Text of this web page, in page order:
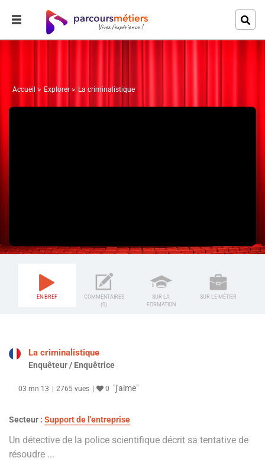
Accueil Explorer La criminalistique
EN BREF
COMMENTAIRES
(0)
SUR LA
FORMATION
SUR LE MÉTIER
La criminalistique
Enquêteur / Enquêtrice
03 mn 13 2765 vues 0 "j'aime"
Secteur : Support de l'entreprise
Un détective de la police scientifique décrit sa tentative de
résoudre ...